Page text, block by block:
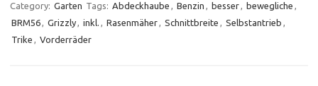
Category: Garten Tags: Abdeckhaube , Benzin , besser, bewegliche ,
BRM56, Grizzly, inkl. , Rasenmäher, Schnittbreite , Selbstantrieb ,
Trike , Vorderräder